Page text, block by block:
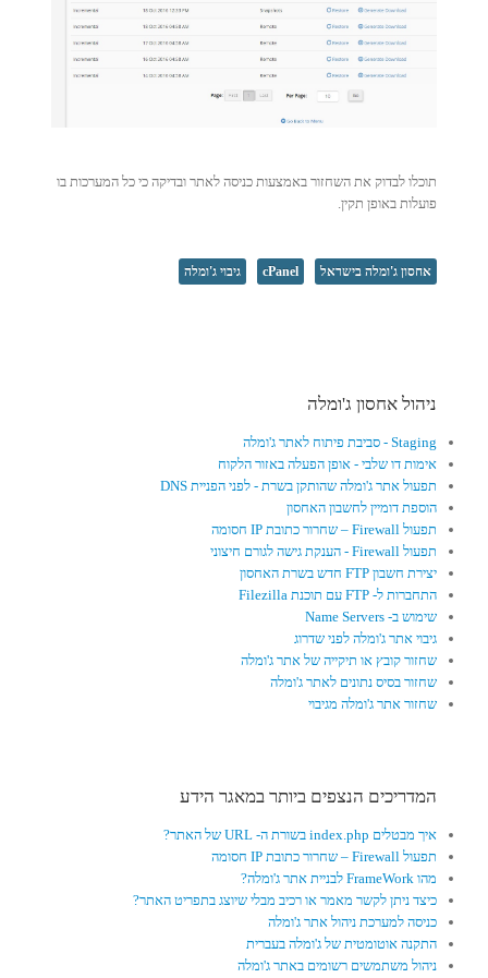
תוכלו לבדוק את השחזור באמצעות כניסה לאתר ובדיקה כי כל המערכות בו
פועלות באופן תקין.
אחסון ג'ומלה בישראל cPanel גיבוי ג'ומלה
ניהול אחסון ג'ומלה
Staging - סביבת פיתוח לאתר ג'ומלה
אימות דו שלבי - אופן הפעלה באזור הלקוח
תפעול אתר ג'ומלה שהותקן בשרת - לפני הפניית DNS
הוספת דומיין לחשבון האחסון
תפעול Firewall – שחרור כתובת IP חסומה
תפעול Firewall - הענקת גישה לגורם חיצוני
יצירת חשבון FTP חדש בשרת האחסון
התחברות ל- FTP עם תוכנת Filezilla
שימוש ב- Name Servers
גיבוי אתר ג'ומלה לפני שדרוג
שחזור קובץ או תיקייה של אתר ג'ומלה
שחזור בסיס נתונים לאתר ג'ומלה
שחזור אתר ג'ומלה מגיבוי
המדריכים הנצפים ביותר במאגר הידע
איך מבטלים index.php בשורת ה- URL של האתר?
תפעול Firewall – שחרור כתובת IP חסומה
מהו FrameWork לבניית אתר ג'ומלה?
כיצד ניתן לקשר מאמר או רכיב מבלי שיוצג בתפריט האתר?
כניסה למערכת ניהול אתר ג'ומלה
התקנה אוטומטית של ג'ומלה בעברית
ניהול משתמשים רשומים באתר ג'ומלה